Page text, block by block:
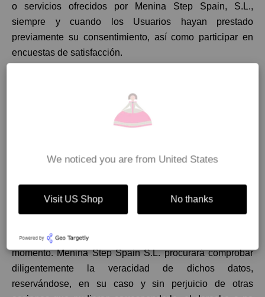
o servicios ofrecidos por Menina Step Spain, S.L.,
siempre y cuando los Usuarios hayan prestado
previamente su consentimiento, así como participar en
encuestas de satisfacción.
casos concretos en que dicha cesión se encuentre
amparada por la LOPD y únicamente podrán ser
accedidos por el personal de Menina Step Spain, S.L.,
Menina Step Spain, S.L. relacionados con las finalidades
cualquier modificación que se produzca en los datos
veracidad y exactitud de los datos suministrados en cada
momento. Menina Step Spain S.L. procurará comprobar
diligentemente la veracidad de dichos datos,
reservándose, en su caso y sin perjuicio de otras
We noticed you are from United States
Visit US Shop No thanks